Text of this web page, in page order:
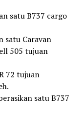
satu B737 cargo
satu Caravan
505 tujuan
72 tujuan
satu B737